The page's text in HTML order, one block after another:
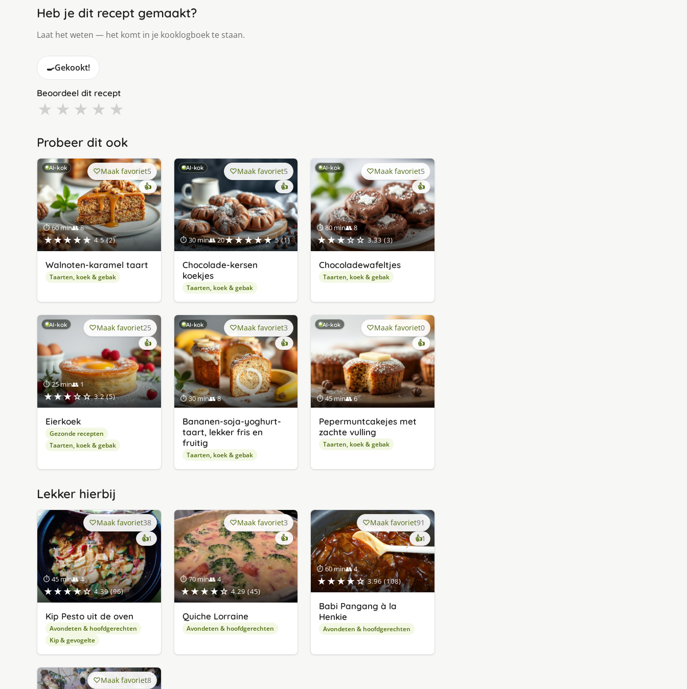
Heb je dit recept gemaakt?
Laat het weten — het komt in je kooklogboek te staan.
🍳Gekookt!
Beoordeel dit recept
★ ★ ★ ★ ★
Probeer dit ook
AI-kok
⏱ 60 min👥 8
★★★★★ 4.5 (2)
Maak favoriet5
👍
Walnoten-karamel taart
Taarten, koek & gebak
AI-kok
⏱ 30 min👥 20★★★★★ 5 (1)
Maak favoriet5
👍
Chocolade-kersen
koekjes
Taarten, koek & gebak
AI-kok
⏱ 80 min👥 8
★★★☆☆ 3.33 (3)
Maak favoriet5
👍
Chocoladewafeltjes
Taarten, koek & gebak
AI-kok
⏱ 25 min👥 1
★★★☆☆ 3.2 (5)
Maak favoriet25
👍
Eierkoek
Gezonde recepten
Taarten, koek & gebak
AI-kok
⏱ 30 min👥 8
Maak favoriet3
👍
Bananen-soja-yoghurt-
taart, lekker fris en
fruitig
Taarten, koek & gebak
AI-kok
⏱ 45 min👥 6
Maak favoriet0
👍
Pepermuntcakejes met
zachte vulling
Taarten, koek & gebak
Lekker hierbij
⏱ 45 min👥 4
★★★★☆ 4.39 (96)
Maak favoriet38
👍1keer
lekker
gevonden
Kip Pesto uit de oven
Avondeten & hoofdgerechten
Kip & gevogelte
⏱ 70 min👥 4
★★★★☆ 4.29 (45)
Maak favoriet3
👍
Quiche Lorraine
Avondeten & hoofdgerechten
⏱ 60 min👥 4
★★★★☆ 3.96 (108)
Maak favoriet91
👍1keer
lekker
gevonden
Babi Pangang à la
Henkie
Avondeten & hoofdgerechten
Maak favoriet8